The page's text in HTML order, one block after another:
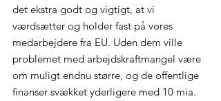
det ekstra godt og vigtigt, at vi
værdsætter og holder fast på vores
medarbejdere fra EU. Uden dem ville
problemet med arbejdskraftmangel være
om muligt endnu større, og de offentlige
finanser svækket yderligere med 10 mia.